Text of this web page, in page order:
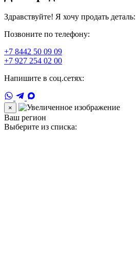
Здравствуйте! Я хочу продать деталь:
Позвоните по телефону:
+7 8442 50 09 09
+7 927 254 02 00
Напишите в соц.сетях:
×
Ваш регион
Выберите из списка: